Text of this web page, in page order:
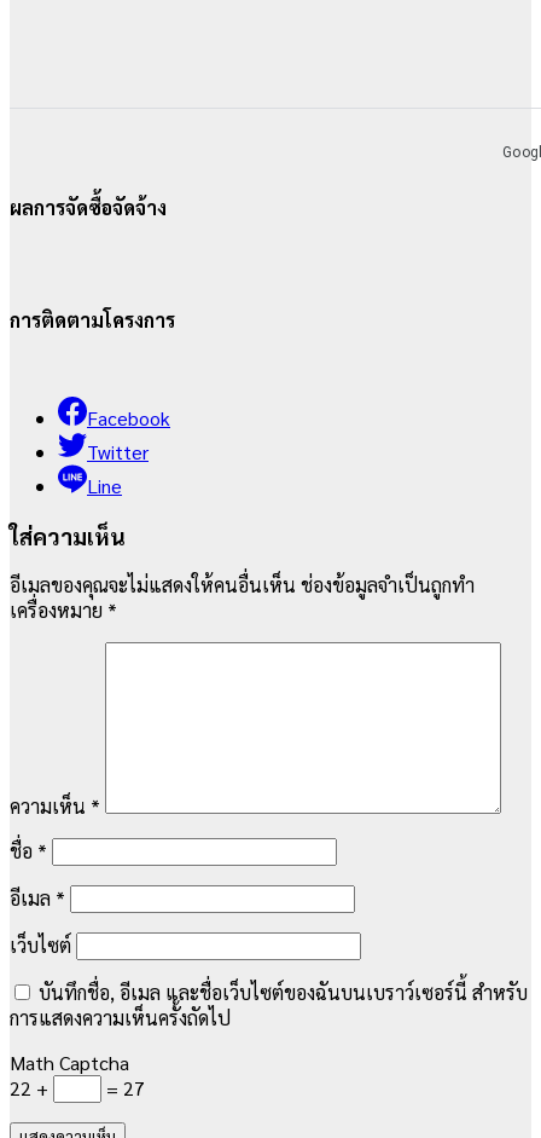
ผลการจัดซื้อจัดจ้าง
การติดตามโครงการ
Facebook
Twitter
Line
ใส่ความเห็น
อีเมลของคุณจะไม่แสดงให้คนอื่นเห็น ช่องข้อมูลจำเป็นถูกทำ
เครื่องหมาย *
ความเห็น *
ชื่อ *
อีเมล *
เว็บไซต์
บันทึกชื่อ, อีเมล และชื่อเว็บไซต์ของฉันบนเบราว์เซอร์นี้ สำหรับ
การแสดงความเห็นครั้งถัดไป
Math Captcha
22 +
= 27